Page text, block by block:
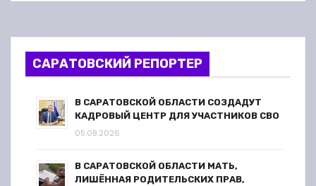
о
зСАРАТОВСКИЙ РЕПОРТЕР
В САРАТОВСКОЙ ОБЛАСТИ СОЗДАДУТ
КАДРОВЫЙ ЦЕНТР ДЛЯ УЧАСТНИКОВ СВО
05.08.2026
В САРАТОВСКОЙ ОБЛАСТИ МАТЬ,
ЛИШЁННАЯ РОДИТЕЛЬСКИХ ПРАВ,